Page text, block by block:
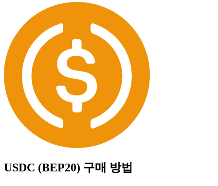
USDC (BEP20) 구매 방법